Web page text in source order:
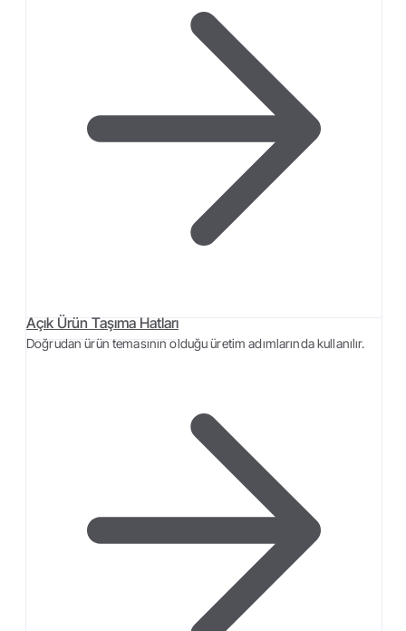
Açık Ürün Taşıma Hatları
Doğrudan ürün temasının olduğu üretim adımlarında kullanılır.